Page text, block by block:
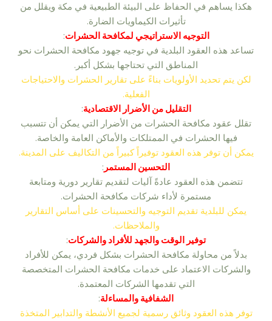
هكذا يساهم في الحفاظ على البيئة الطبيعية في مكة ويقلل من
تأثيرات الكيماويات الضارة.
التوجيه الاستراتيجي لمكافحة الحشرات:
تساعد هذه العقود البلدية في توجيه جهود مكافحة الحشرات نحو
المناطق التي تحتاجها بشكل أكبر.
لكن يتم تحديد الأولويات بناءً على تقارير الحشرات والاحتياجات
الفعلية.
التقليل من الأضرار الاقتصادية:
تقلل عقود مكافحة الحشرات من الأضرار التي يمكن أن تتسبب
فيها الحشرات في الممتلكات والأماكن العامة والخاصة.
يمكن أن توفر هذه العقود توفيراً كبيراً من التكاليف على المدينة.
التحسين المستمر :
تتضمن هذه العقود عادةً آليات لتقديم تقارير دورية ومتابعة
مستمرة لأداء شركات مكافحة الحشرات.
يمكن للبلدية تقديم التوجيه والتحسينات على أساس التقارير
والملاحظات.
توفير الوقت والجهد للأفراد والشركات:
بدلاً من محاولة مكافحة الحشرات بشكل فردي، يمكن للأفراد
والشركات الاعتماد على خدمات مكافحة الحشرات المتخصصة
التي تقدمها الشركات المعتمدة.
الشفافية والمساءلة:
توفر هذه العقود وثائق رسمية لجميع الأنشطة والتدابير المتخذة